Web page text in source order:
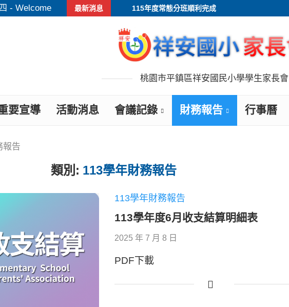
- Welcome 最新消息 115年度常態分班順利完成
桃園市平鎮區祥安國民小學學生家長會
要宣導 活動消息 會議記錄 財務報告 行事曆
報告
類別: 113學年財務報告
113學年財務報告
113學年度6月收支結算明細表
2025 年 7 月 8 日
PDF下載